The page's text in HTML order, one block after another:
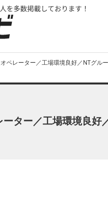
ペレーター／工場環境良好／NTグル
ーター／工場環境良